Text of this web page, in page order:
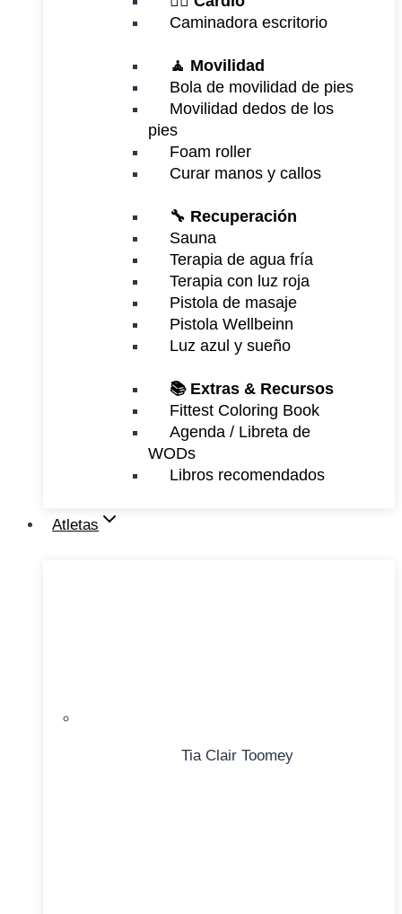
Caminadora escritorio
🧘 Movilidad
Bola de movilidad de pies
Movilidad dedos de los
pies
Foam roller
Curar manos y callos
🔧 Recuperación
Sauna
Terapia de agua fría
Terapia con luz roja
Pistola de masaje
Pistola Wellbeinn
Luz azul y sueño
📚 Extras & Recursos
Fittest Coloring Book
Agenda / Libreta de
WODs
Libros recomendados
Atletas
Tia Clair Toomey